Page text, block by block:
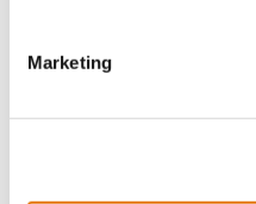
Marketing